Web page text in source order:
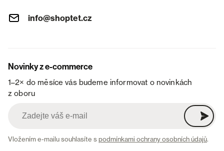
info@shoptet.cz
Novinky z e-commerce
1–2× do měsíce vás budeme informovat o novinkách
z oboru
Vložením e-mailu souhlasíte spodmínkami ochrany osobních údajů.